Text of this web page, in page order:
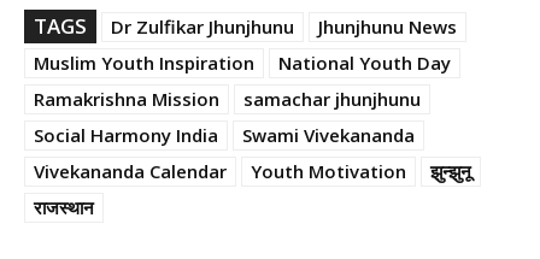
TAGS Dr Zulfikar Jhunjhunu
Jhunjhunu News
Muslim Youth Inspiration
National Youth Day
Ramakrishna Mission
samachar jhunjhunu
Social Harmony India
Swami Vivekananda
Vivekananda Calendar
Youth Motivation
झुन्झुनू
राजस्थान